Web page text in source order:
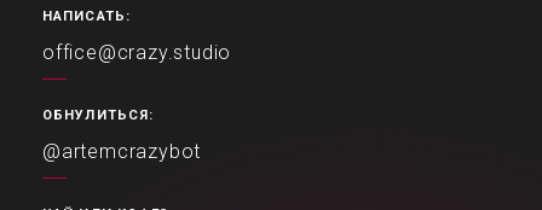
НАПИСАТЬ:
office@crazy.studio
ОБНУЛИТЬСЯ:
@artemcrazybot